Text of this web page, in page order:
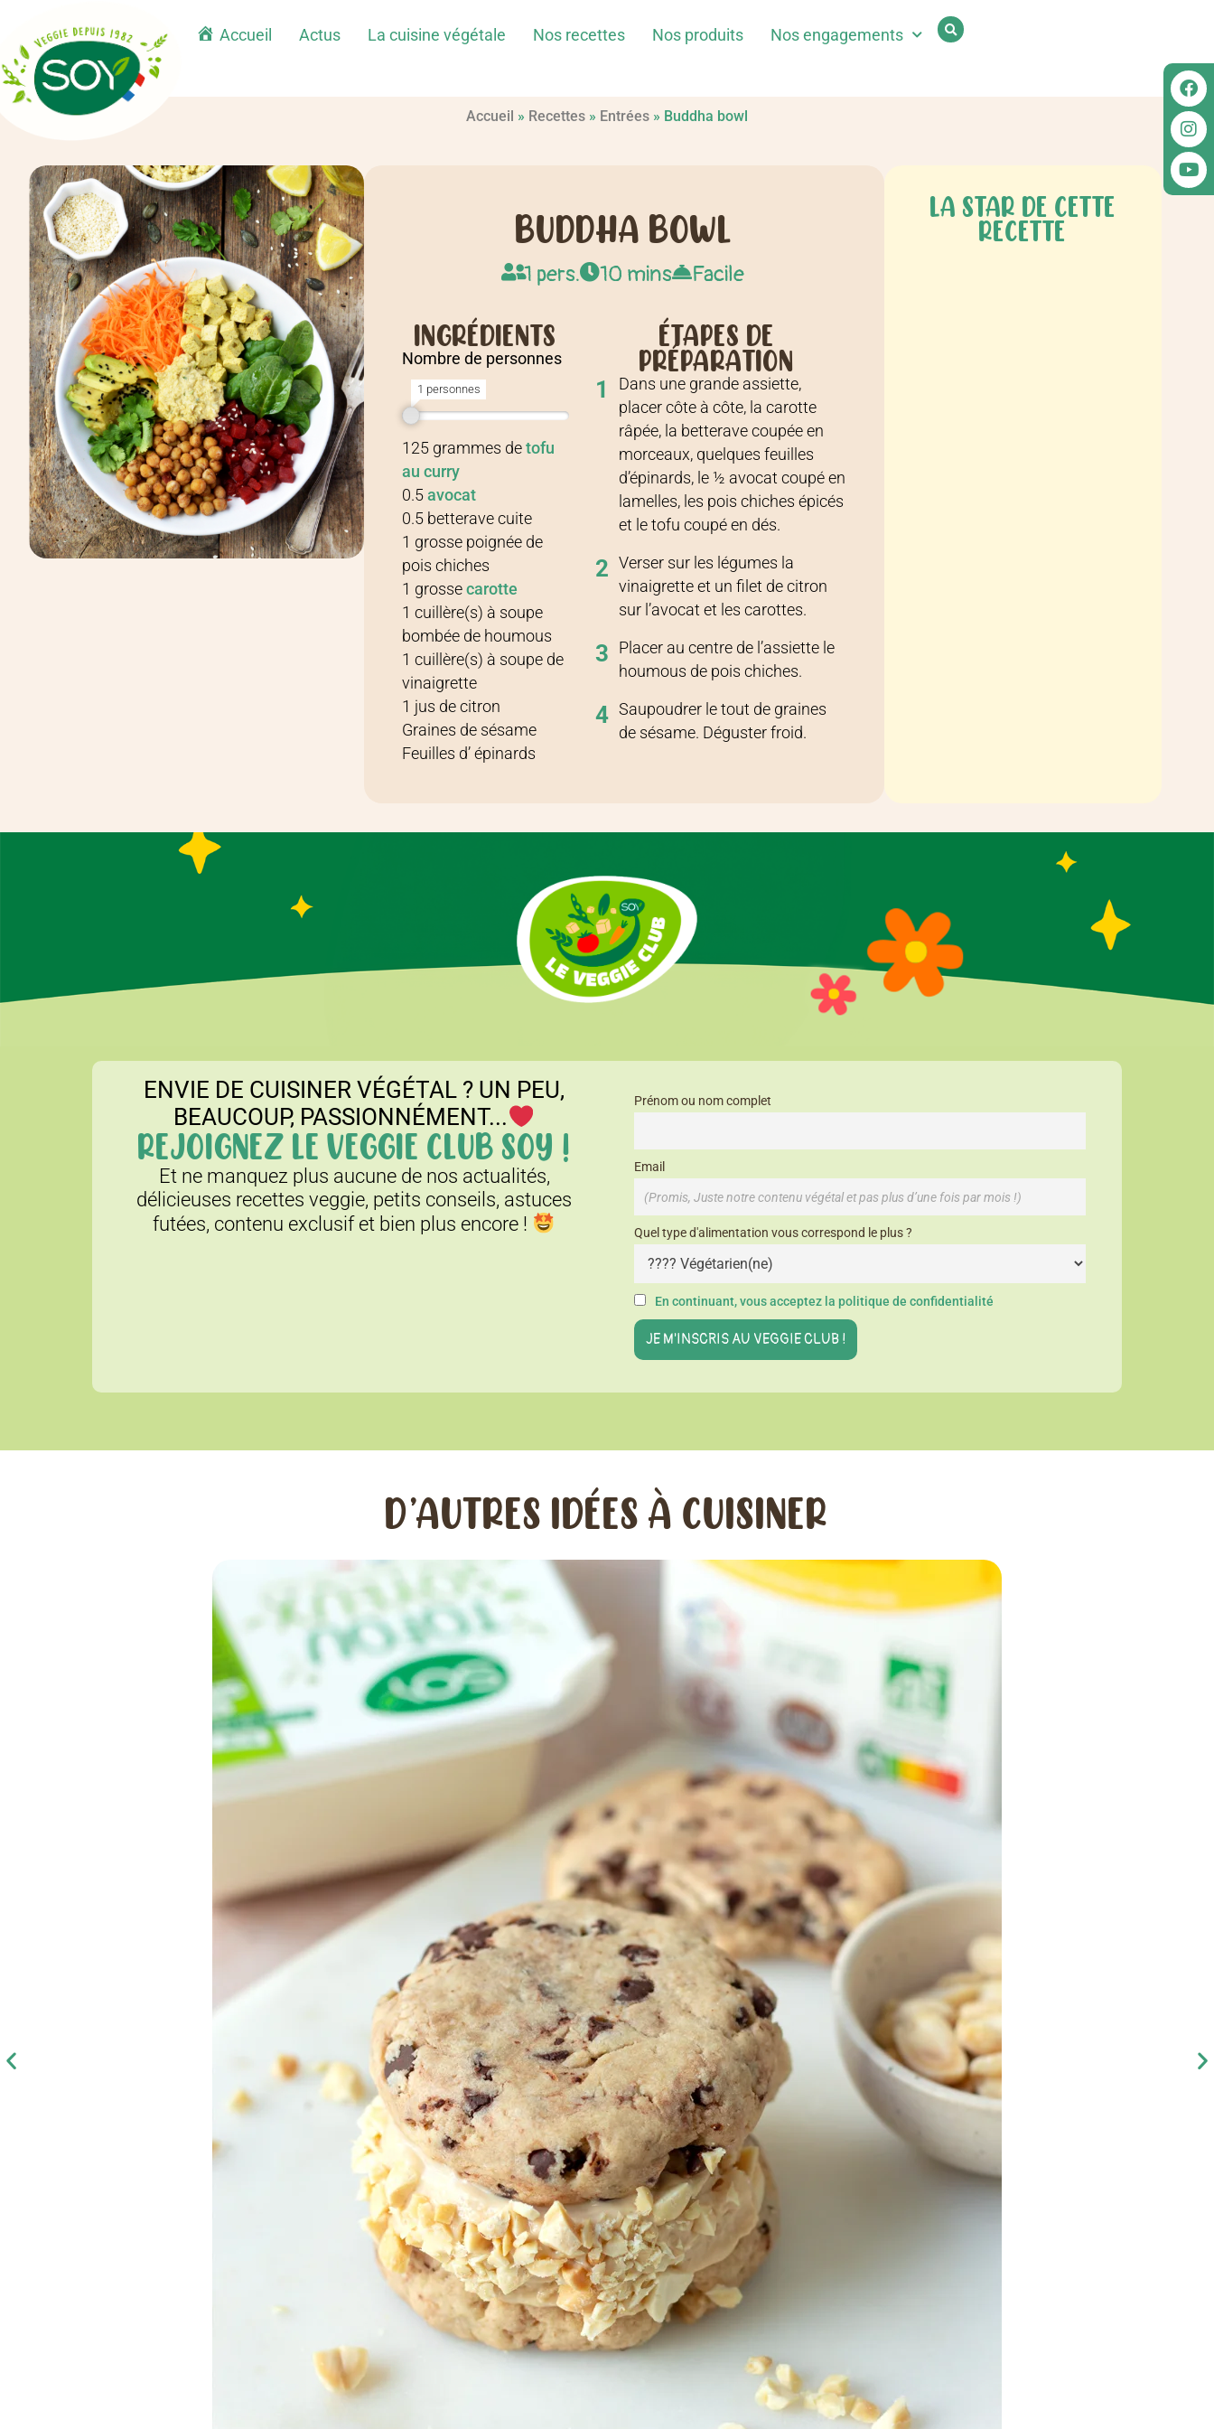
Accueil Actus La cuisine végétale Nos recettes Nos produits Nos engagements
Accueil » Recettes » Entrées » Buddha bowl
BUDDHA BOWL
1 pers. 10 mins Facile
INGRÉDIENTS
Nombre de personnes
1 personnes
Recette pour 1 personne
125 grammes de tofu
au curry
0.5 avocat
0.5 betterave cuite
1 grosse poignée de
pois chiches
1 grosse carotte
1 cuillère(s) à soupe
bombée de houmous
1 cuillère(s) à soupe de
vinaigrette
1 jus de citron
Graines de sésame
Feuilles d’ épinards
ÉTAPES DE
PRÉPARATION
1
Dans une grande assiette,
placer côte à côte, la carotte
râpée, la betterave coupée en
morceaux, quelques feuilles
d’épinards, le ½ avocat coupé en
lamelles, les pois chiches épicés
et le tofu coupé en dés.
2
Verser sur les légumes la
vinaigrette et un filet de citron
sur l’avocat et les carottes.
3
Placer au centre de l’assiette le
houmous de pois chiches.
4 Saupoudrer le tout de graines
de sésame. Déguster froid.
LA STAR DE CETTE
RECETTE
ENVIE DE CUISINER VÉGÉTAL ? UN PEU,
BEAUCOUP, PASSIONNÉMENT...
REJOIGNEZ LE VEGGIE CLUB SOY !
Et ne manquez plus aucune de nos actualités,
délicieuses recettes veggie, petits conseils, astuces
futées, contenu exclusif et bien plus encore !
Prénom ou nom complet
Email
Quel type d'alimentation vous correspond le plus ?
En continuant, vous acceptez la politique de confidentialité
D’AUTRES IDÉES À CUISINER